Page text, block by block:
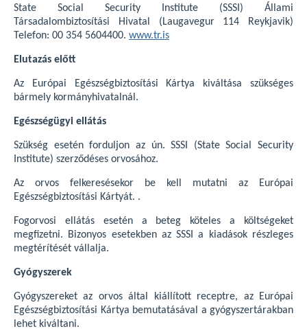
State Social Security Institute (SSSI) Állami
Társadalombiztosítási Hivatal (Laugavegur 114 Reykjavik)
Telefon: 00 354 5604400. www.tr.is
Elutazás előtt
Az Európai Egészségbiztosítási Kártya kiváltása szükséges
bármely kormányhivatalnál.
Egészségügyi ellátás
Szükség esetén forduljon az ún. SSSI (State Social Security
Institute) szerződéses orvosához.
Az orvos felkeresésekor be kell mutatni az Európai
Egészségbiztosítási Kártyát. .
Fogorvosi ellátás esetén a beteg köteles a költségeket
megfizetni. Bizonyos esetekben az SSSI a kiadások részleges
megtérítését vállalja.
Gyógyszerek
Gyógyszereket az orvos által kiállított receptre, az Európai
Egészségbiztosítási Kártya bemutatásával a gyógyszertárakban
lehet kiváltani.